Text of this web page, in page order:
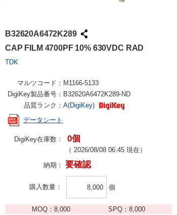
B32620A6472K289
CAP FILM 4700PF 10% 630VDC RAD
TDK
マルツコード： M1166-5133
DigiKey製品番号： B32620A6472K289-ND
品質ランク： A(DigiKey)
データシート
DigiKey在庫数： 0個
（ 2026/08/08 06:45 現在）
納期： 要確認
購入数量 個
MOQ： 8,000 SPQ：8,000